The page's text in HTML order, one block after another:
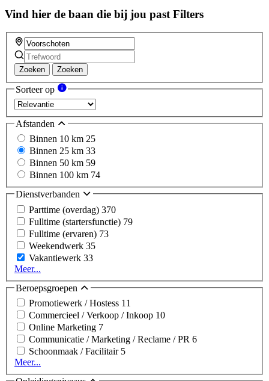
Vind hier de baan die bij jou past Filters
Zoeken Zoeken
Sorteer op
Afstanden
Binnen 10 km 25
Binnen 25 km 33
Binnen 50 km 59
Binnen 100 km 74
Dienstverbanden
Parttime (overdag) 370
Fulltime (startersfunctie) 79
Fulltime (ervaren) 73
Weekendwerk 35
Vakantiewerk 33
Meer...
Beroepsgroepen
Promotiewerk / Hostess 11
Commercieel / Verkoop / Inkoop 10
Online Marketing 7
Communicatie / Marketing / Reclame / PR 6
Schoonmaak / Facilitair 5
Meer...